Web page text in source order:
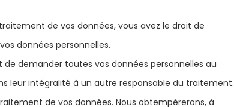
de vos données, vous avez le droit de
données personnelles.
demander toutes vos données personnelles au
leur intégralité à un autre responsable du traitement.
de vos données. Nous obtempérerons, à